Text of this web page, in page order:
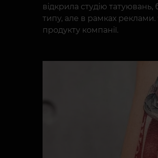
відкрила студію
типу, але в рамках
продукту компанії.